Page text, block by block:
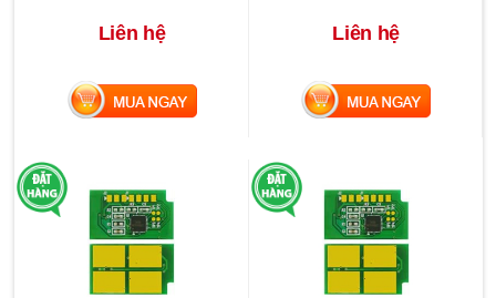
Liên hệ
MUA NGAY
Liên hệ
MUA NGAY